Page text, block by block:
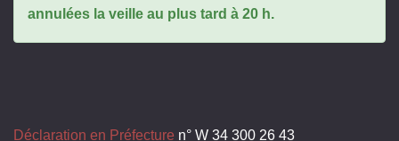
annulées la veille au plus tard à 20 h.
Déclaration en Préfecture n° W 34 300 26 43